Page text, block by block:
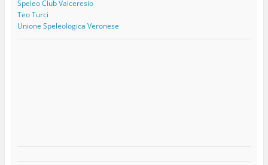
Speleo Club Valceresio
Teo Turci
Unione Speleologica Veronese